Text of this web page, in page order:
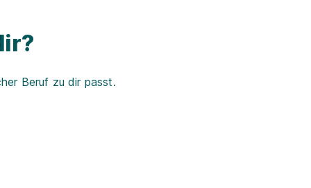
Beruf zu dir passt.